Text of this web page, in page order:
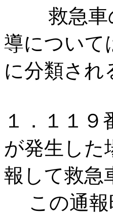
救急車の
導について
に分類され
１．１１
が発生した
報して救急
この通報